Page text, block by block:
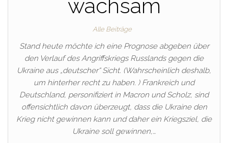
wachsam
Alle Beiträge
Stand heute möchte ich eine Prognose abgeben über
den Verlauf des Angriffskriegs Russlands gegen die
Ukraine aus „deutscher“ Sicht. (Wahrscheinlich deshalb,
um hinterher recht zu haben. ) Frankreich und
Deutschland, personifiziert in Macron und Scholz, sind
offensichtlich davon überzeugt, dass die Ukraine den
Krieg nicht gewinnen kann und daher ein Kriegsziel, die
Ukraine soll gewinnen,…